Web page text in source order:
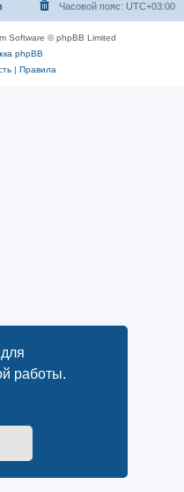
работы.
Часовой пояс: UTC+03:00
Software © phpBB Limited
phpBB
| Правила